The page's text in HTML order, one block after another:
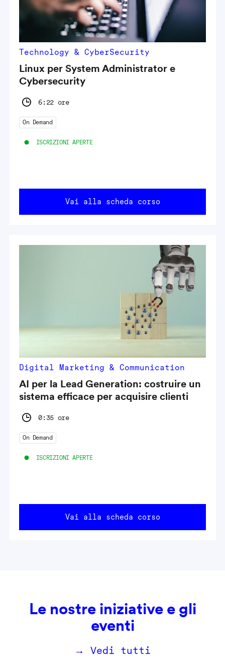
Technology & CyberSecurity
Linux per System Administrator e
Cybersecurity
6:22 ore
On Demand
ISCRIZIONI APERTE
Vai alla scheda corso
Digital Marketing & Communication
AI per la Lead Generation: costruire un
sistema efficace per acquisire clienti
0:35 ore
On Demand
ISCRIZIONI APERTE
Vai alla scheda corso
Le nostre iniziative e gli
eventi
→ Vedi tutti